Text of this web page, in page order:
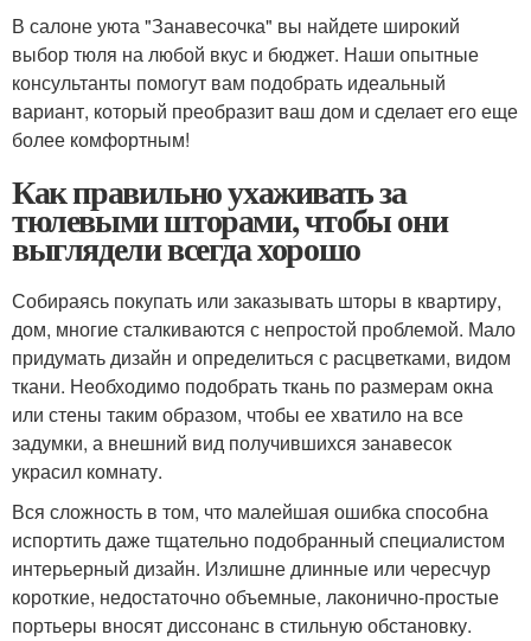
В салоне уюта "Занавесочка" вы найдете широкий
выбор тюля на любой вкус и бюджет. Наши опытные
консультанты помогут вам подобрать идеальный
вариант, который преобразит ваш дом и сделает его еще
более комфортным!
Как правильно ухаживать за
тюлевыми шторами, чтобы они
выглядели всегда хорошо
Собираясь покупать или заказывать шторы в квартиру,
дом, многие сталкиваются с непростой проблемой. Мало
придумать дизайн и определиться с расцветками, видом
ткани. Необходимо подобрать ткань по размерам окна
или стены таким образом, чтобы ее хватило на все
задумки, а внешний вид получившихся занавесок
украсил комнату.
Вся сложность в том, что малейшая ошибка способна
испортить даже тщательно подобранный специалистом
интерьерный дизайн. Излишне длинные или чересчур
короткие, недостаточно объемные, лаконично-простые
портьеры вносят диссонанс в стильную обстановку.